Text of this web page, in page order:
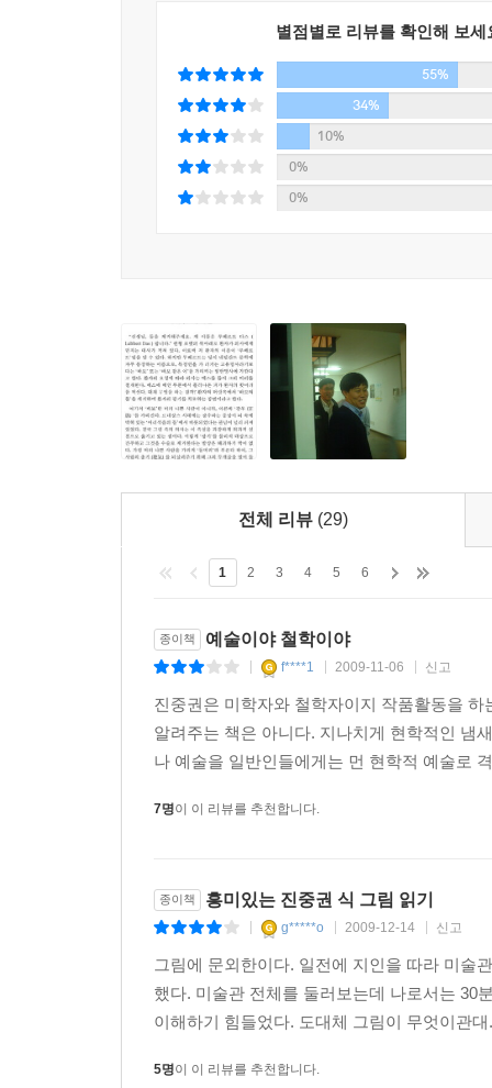
그만의 개별적이고 독창적인 ‘그림 읽기’이다.
자화상과 나의 모습’이라는 주제로 진행된 이 강
그것은 작품이 숨 쉬었던 시대의 우울과 개별 예
마지막 강의의 내용도 포함되어 있어 눈길을 끈
담겨 있다.
영적 울림에 가까운 푼크툼의 효과를 주는 것은
네덜란드의 자유로운 분위기를 스페인의 군대가
까치가 앉은 그 그림만 남기고 자신의 작품을 모
변주곡일까? 지금 겪는 이 반복이 비극인지 희극
흔적을 남겨놓는다. 신변을 둘러싼 온갖 번잡함
진중권! 12점의 그림으로 자신의 내면을 이야기하
― 이 책의 특징 1
예술의 최전선》 등은 어렵고 난해한 세계로 인
독자들의 호평을 받았다. 신간 《교수대 위의 까
이 책의 가장 큰 특징은 진중권 자신의 내면 세
관점에서 미학자의 지적 호기심을 자극한 그림,
내면을 담아냈다.
두개골에 구멍을 내는 수술. 불가능한 형태로 뒤
끄집어내면서 초현실주의, 르네상스, 바로크, 해
《교수대 위의 까치－진중권의 독창적인 그림
것보다 작품을 스스로 읽도록 자극한다. 작품을
“작품은 제작된 순간에 완성되는 죽은 ‘물건’이
물음과 답변의 연쇄가 끊어질 때, 작품은 더
창조적이어야 할 것은 작가만이 아니다. 독자 역
별점별로 리뷰를 확인해 보세
55%
34%
10%
0%
0%
전체 리뷰 (29)
1 2 3 4 5 6
종이책 예술이야 철학이야
f****1 2009-11-06 신고
진중권은 미학자와 철학자이지 작품활동을
알려주는 책은 아니다. 지나치게 현학적인 냄
나 예술을 일반인들에게는 먼 현학적 예술로
7명이 이 리뷰를 추천합니다.
종이책 흥미있는 진중권 식 그림 읽기
g*****o 2009-12-14 신고
그림에 문외한이다. 일전에 지인을 따라 미술
했다. 미술관 전체를 둘러보는데 나로서는 30
이해하기 힘들었다. 도대체 그림이 무엇이관
5명이 이 리뷰를 추천합니다.